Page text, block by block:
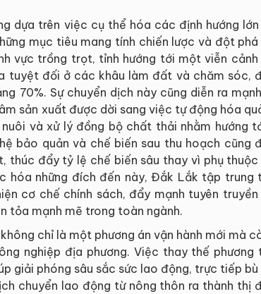
dựa trên việc cụ thể hóa các định hướng
mục tiêu mang tính chiến lược và đột
vực trồng trọt, tỉnh hướng tới một viễn
tuyệt đối ở các khâu làm đất và chăm sóc,
70%. Sự chuyển dịch này cũng diễn ra
sản xuất được dời sang việc tự động hóa
và xử lý đồng bộ chất thải nhằm hướng
bảo quản và chế biến sau thu hoạch cũng
thúc đẩy tỷ lệ chế biến sâu thay vì phụ thuộc
hóa những đích đến này, Đắk Lắk tập trung
cơ chế chính sách, đẩy mạnh tuyên truyền
tỏa mạnh mẽ trong toàn ngành.
chỉ là một phương án vận hành mới mà
nghiệp địa phương. Việc thay thế phương
giải phóng sâu sắc sức lao động, trực tiếp bù
chuyển lao động từ nông thôn ra thành thị